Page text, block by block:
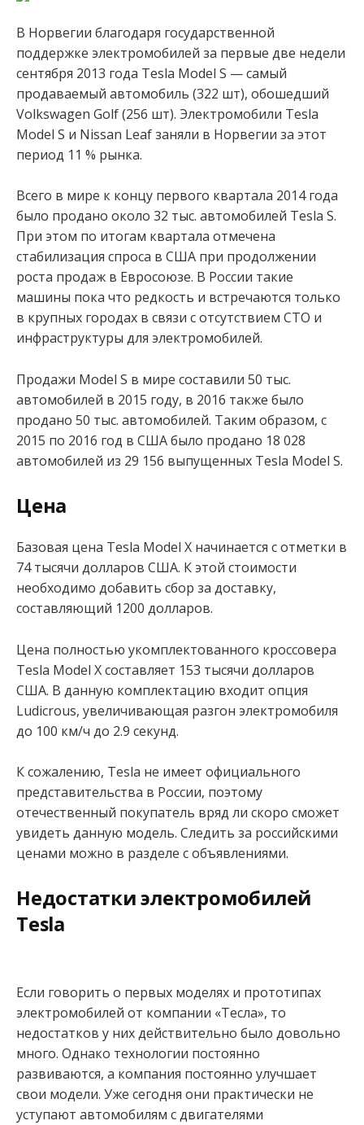
В Норвегии благодаря государственной
поддержке электромобилей за первые две недели
сентября 2013 года Tesla Model S — самый
продаваемый автомобиль (322 шт), обошедший
Volkswagen Golf (256 шт). Электромобили Tesla
Model S и Nissan Leaf заняли в Норвегии за этот
период 11 % рынка.
Всего в мире к концу первого квартала 2014 года
было продано около 32 тыс. автомобилей Tesla S.
При этом по итогам квартала отмечена
стабилизация спроса в США при продолжении
роста продаж в Евросоюзе. В России такие
машины пока что редкость и встречаются только
в крупных городах в связи с отсутствием СТО и
инфраструктуры для электромобилей.
Продажи Model S в мире составили 50 тыс.
автомобилей в 2015 году, в 2016 также было
продано 50 тыс. автомобилей. Таким образом, с
2015 по 2016 год в США было продано 18 028
автомобилей из 29 156 выпущенных Tesla Model S.
Цена
Базовая цена Tesla Model X начинается с отметки в
74 тысячи долларов США. К этой стоимости
необходимо добавить сбор за доставку,
составляющий 1200 долларов.
Цена полностью укомплектованного кроссовера
Tesla Model X составляет 153 тысячи долларов
США. В данную комплектацию входит опция
Ludicrous, увеличивающая разгон электромобиля
до 100 км/ч до 2.9 секунд.
К сожалению, Tesla не имеет официального
представительства в России, поэтому
отечественный покупатель вряд ли скоро сможет
увидеть данную модель. Следить за российскими
ценами можно в разделе с объявлениями.
Недостатки электромобилей
Tesla
Если говорить о первых моделях и прототипах
электромобилей от компании «Тесла», то
недостатков у них действительно было довольно
много. Однако технологии постоянно
развиваются, а компания постоянно улучшает
свои модели. Уже сегодня они практически не
уступают автомобилям с двигателями